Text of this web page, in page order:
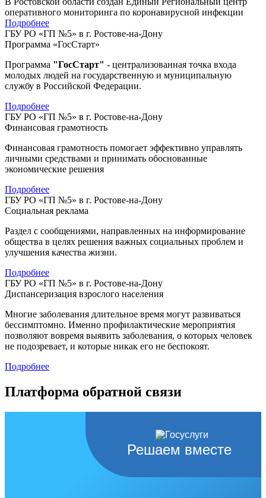
оперативного мониторинга по коронавирусной инфекции
Подробнее
ГБУ РО «ГП №5» в г. Ростове-на-Дону
Программа «ГосСтарт»
Программа "ГосСтарт" - централизованная точка входа
молодых людей на государственную и муниципальную
службу в Российской Федерации.
Подробнее
ГБУ РО «ГП №5» в г. Ростове-на-Дону
Финансовая грамотность
Финансовая грамотность помогает эффективно управлять
личными средствами и принимать обоснованные
экономические решения
Подробнее
ГБУ РО «ГП №5» в г. Ростове-на-Дону
Социальная реклама
Раздел с сообщениями, направленных на информирование
общества в целях решения важных социальных проблем и
улучшения качества жизни.
Подробнее
ГБУ РО «ГП №5» в г. Ростове-на-Дону
Диспансеризация взрослого населения
Многие заболевания длительное время могут развиваться
бессимптомно. Именно профилактические мероприятия
позволяют вовремя выявить заболевания, о которых человек
не подозревает, и которые никак его не беспокоят.
Подробнее
Платформа обратной связи
Решаем вместе